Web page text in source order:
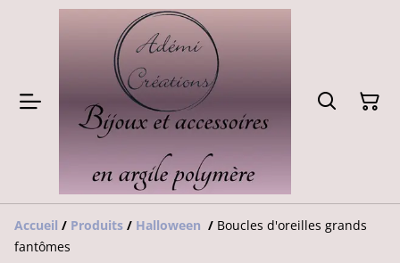
Accueil / Produits / Halloween / Boucles d'oreilles grands
fantômes